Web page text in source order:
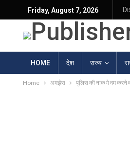
Friday, August 7, 2026
HOME देश राज्य
Home अमझेरा पुलिस की नाक मे दम करने